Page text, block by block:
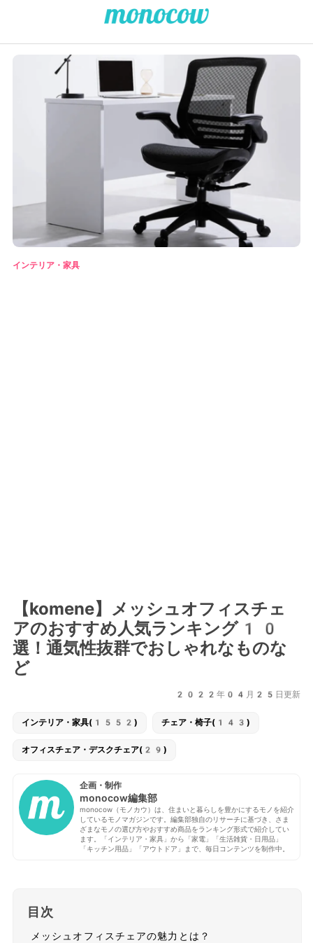
インテリア・家具
【komene】メッシュオフィスチェ
アのおすすめ人気ランキング10
選！通気性抜群でおしゃれなものな
ど
2022年04月25日更新
インテリア・家具(1552) チェア・椅子(143)
オフィスチェア・デスクチェア(29)
企画・制作
monocow編集部
monocow（モノカウ）は、住まいと暮らしを豊かにするモノを紹介
しているモノマガジンです。編集部独自のリサーチに基づき、さま
ざまなモノの選び方やおすすめ商品をランキング形式で紹介してい
ます。「インテリア・家具」から「家電」「生活雑貨・日用品」
「キッチン用品」「アウトドア」まで、毎日コンテンツを制作中。
目次
メッシュオフィスチェアの魅力とは？